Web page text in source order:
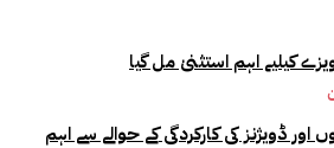
کیلیے اہم استثنیٰ مل گیا
اور ڈویژنز کی کارکردگی کے حوالے سے اہم